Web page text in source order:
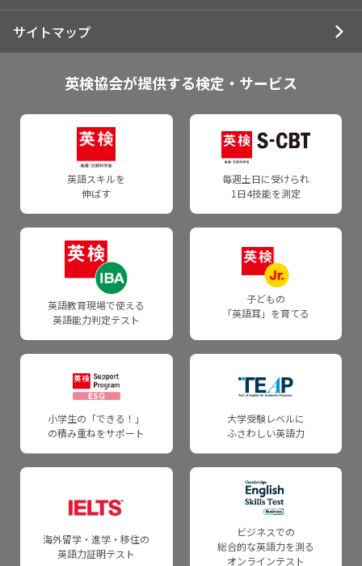
英検Jr.
CEST Business
英検バーチャル二次試験
リスニング教材（学校用）
英検Can-doリスト
英検Can-doリスト
団体ポータル
導入機関へのインタビュー
TEAP スコア利用団体の方
TEAP 採用大学一覧
通信講座（企業・団体用）
リスニング教材（学校用）
英語教育に関する調査
英語教育センターについて
英検：受験の状況
活動報告書・統合報告書
事業沿革
英検 助成事業
「英検」研究助成制度
法人概要
よくあるご質問
サイトマップ
英検協会が提供する検定・サービス
英語スキルを
伸ばす
毎週土日に受けられ
1日4技能を測定
英語教育現場で使える
英語能力判定テスト
子どもの
「英語耳」を育てる
小学生の「できる！」
の積み重ねをサポート
大学受験レベルに
ふさわしい英語力
海外留学・進学・移住の
英語力証明テスト
ビジネスでの
総合的な英語力を測る
オンラインテスト